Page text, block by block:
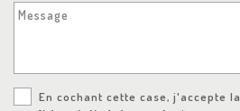
Message
En cochant cette case, j'accepte la